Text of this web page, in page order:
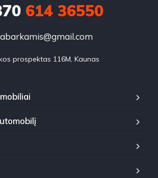
614 36550
prospektas 116M, Kaunas